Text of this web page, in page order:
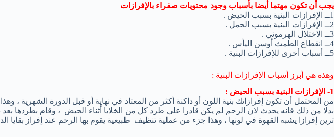
يجب أن تكون مهتما أيضا بأسباب وجود محتويات صفراء بالإفرازات
1ــ الإفرازات البنية بسبب الحيض .
2ــ الإفرازات البنية بسبب الحمل .
3ــ الاختلال الهرموني .
4ــ انقطاع الطمث أوسن اليأس .
5ــ أسباب أخرى للإفرازات البنية .
وهذه هي أبرز أسباب الإفرازات البنية :
1- الإفرازات البنية بسبب الحيض :
من المحتمل أن تكون إفرازاتك بنية اللون أو داكنة أكثر من المعتاد في نهاية أو قبل الدورة الشهرية ،
بدلا من ذلك فانه يحدث لان الرحم لم يكن قادرا على طرد كل من الخلايا أثناء الحيض ، وقام بطردها
ترين إفرازا يشبه القهوة في لونها ، وهذا جزء من عملية تنظيف طبيعية يقوم بها الرحم عند إفراز بقايا